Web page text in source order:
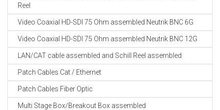
Reel
Video Coaxial HD-SDI 75 Ohm assembled Neutrik BNC 6G
Video Coaxial HD-SDI 75 Ohm assembled Neutrik BNC 12G
LAN/CAT cable assembled and Schill Reel assembled
Patch Cables Cat / Ethernet
Patch Cables Fiber Optic
Multi Stage Box/Breakout Box assembled